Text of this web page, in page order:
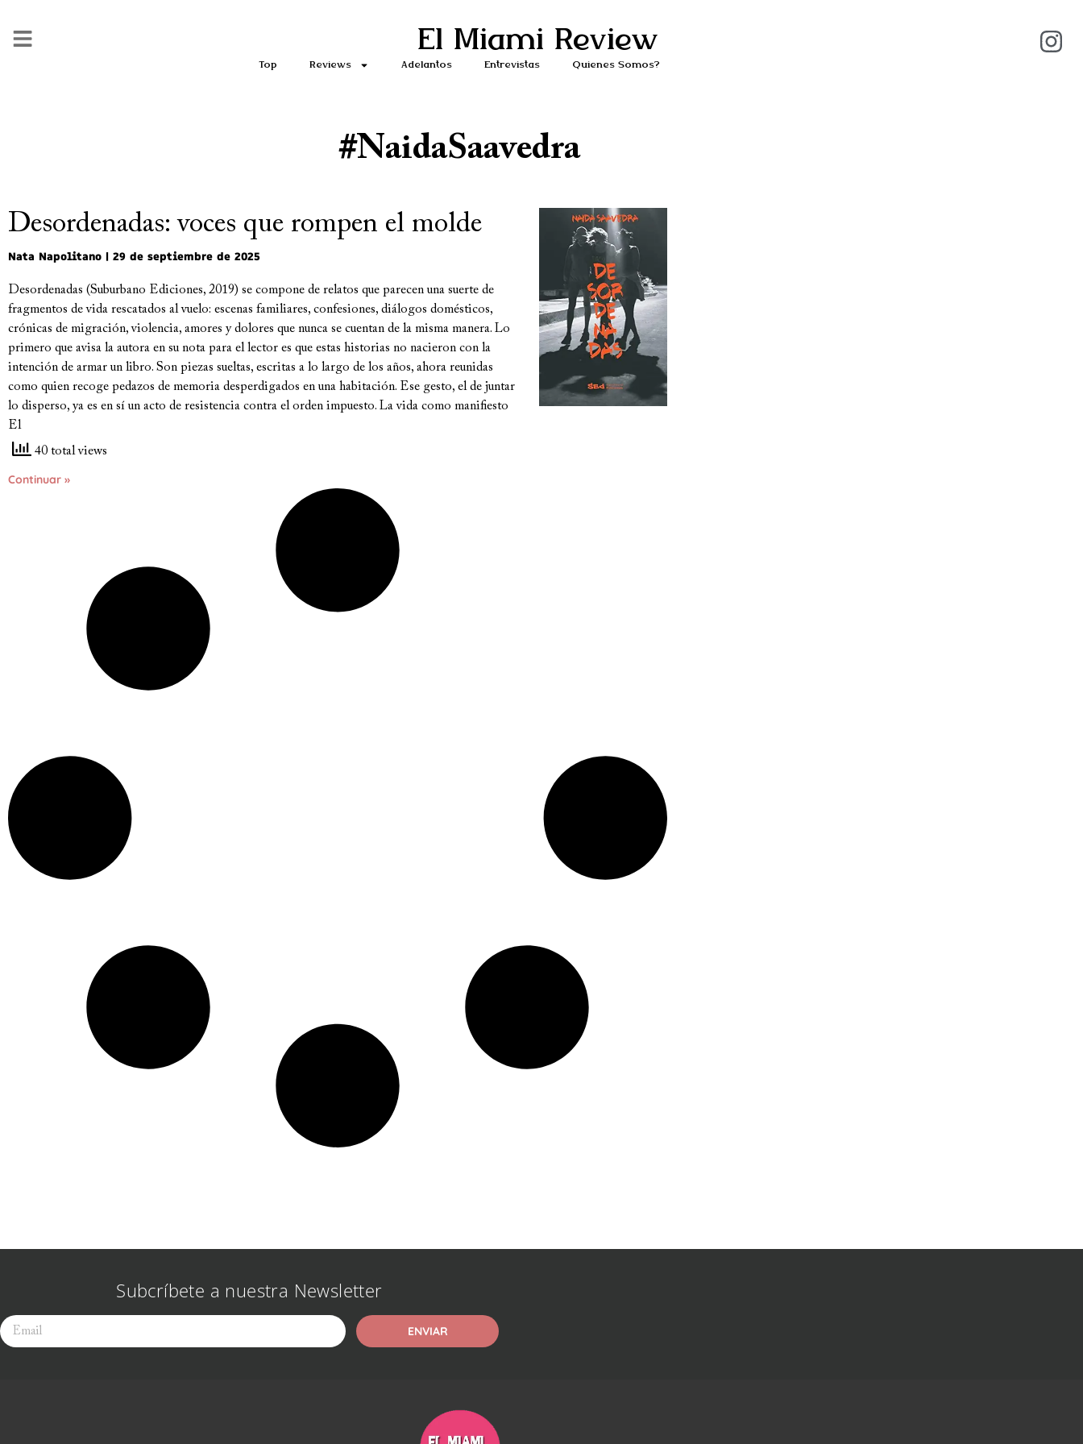
El Miami Review
Top Reviews Adelantos Entrevistas Quiénes Somos?
#NaidaSaavedra
Desordenadas: voces que rompen el molde
Nata Napolitano 29 de septiembre de 2025
Desordenadas (Suburbano Ediciones, 2019) se compone de relatos que parecen una suerte de
fragmentos de vida rescatados al vuelo: escenas familiares, confesiones, diálogos domésticos,
crónicas de migración, violencia, amores y dolores que nunca se cuentan de la misma manera. Lo
primero que avisa la autora en su nota para el lector es que estas historias no nacieron con la
intención de armar un libro. Son piezas sueltas, escritas a lo largo de los años, ahora reunidas
como quien recoge pedazos de memoria desperdigados en una habitación. Ese gesto, el de juntar
lo disperso, ya es en sí un acto de resistencia contra el orden impuesto. La vida como manifiesto
El
40 total views
Continuar »
Subcríbete a nuestra Newsletter
ENVIAR